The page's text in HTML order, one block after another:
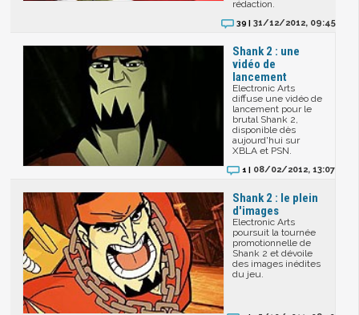
rédaction.
39 | 31/12/2012, 09:45
Shank 2 : une
vidéo de
lancement
Electronic Arts
diffuse une vidéo de
lancement pour le
brutal Shank 2,
disponible dès
aujourd'hui sur
XBLA et PSN.
1 | 08/02/2012, 13:07
Shank 2 : le plein
d'images
Electronic Arts
poursuit la tournée
promotionnelle de
Shank 2 et dévoile
des images inédites
du jeu.